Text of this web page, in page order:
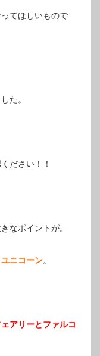
てほしいもので
た。
ださい！！
なポイントが。
ニコーン。
ェアリーとファルコ